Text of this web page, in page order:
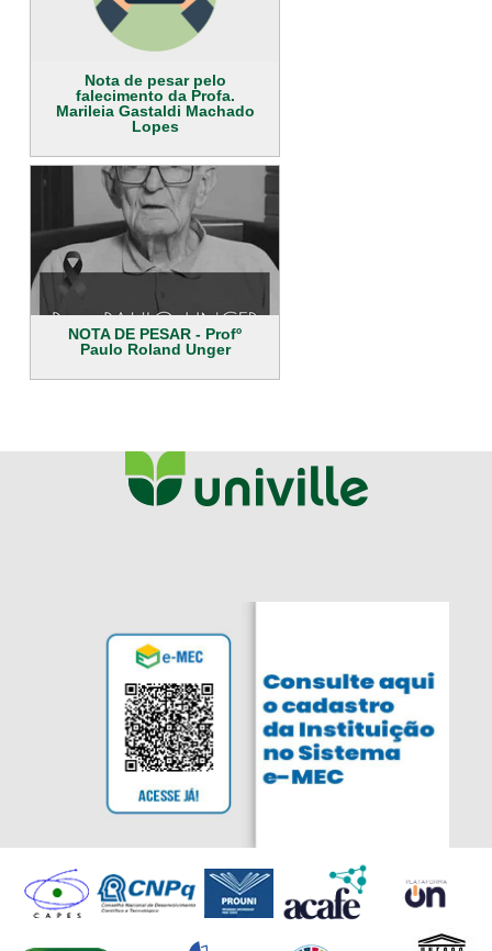
Nota de pesar pelo
falecimento da Profa.
Marileia Gastaldi Machado
Lopes
NOTA DE PESAR - Profº
Paulo Roland Unger